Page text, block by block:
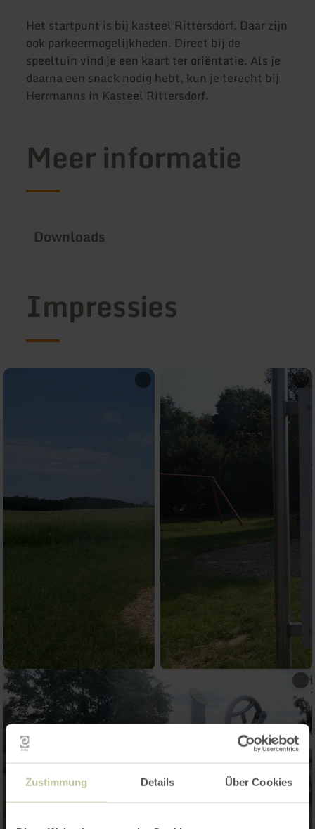
Zustimmung Details Über Cookies
Het startpunt is bij kasteel Rittersdorf. Daar zijn
ook parkeermogelijkheden. Direct bij de
speeltuin vind je een kaart ter oriëntatie. Als je
daarna een snack nodig hebt, kun je terecht bij
Herrmanns in Kasteel Rittersdorf.
Meer informatie
Downloads
Impressies